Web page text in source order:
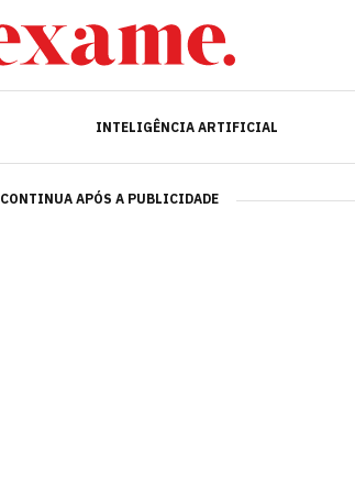
INTELIGÊNCIA ARTIFICIAL
INTELIGÊNCIA ARTIFICIAL
CONTINUA APÓS A PUBLICIDADE